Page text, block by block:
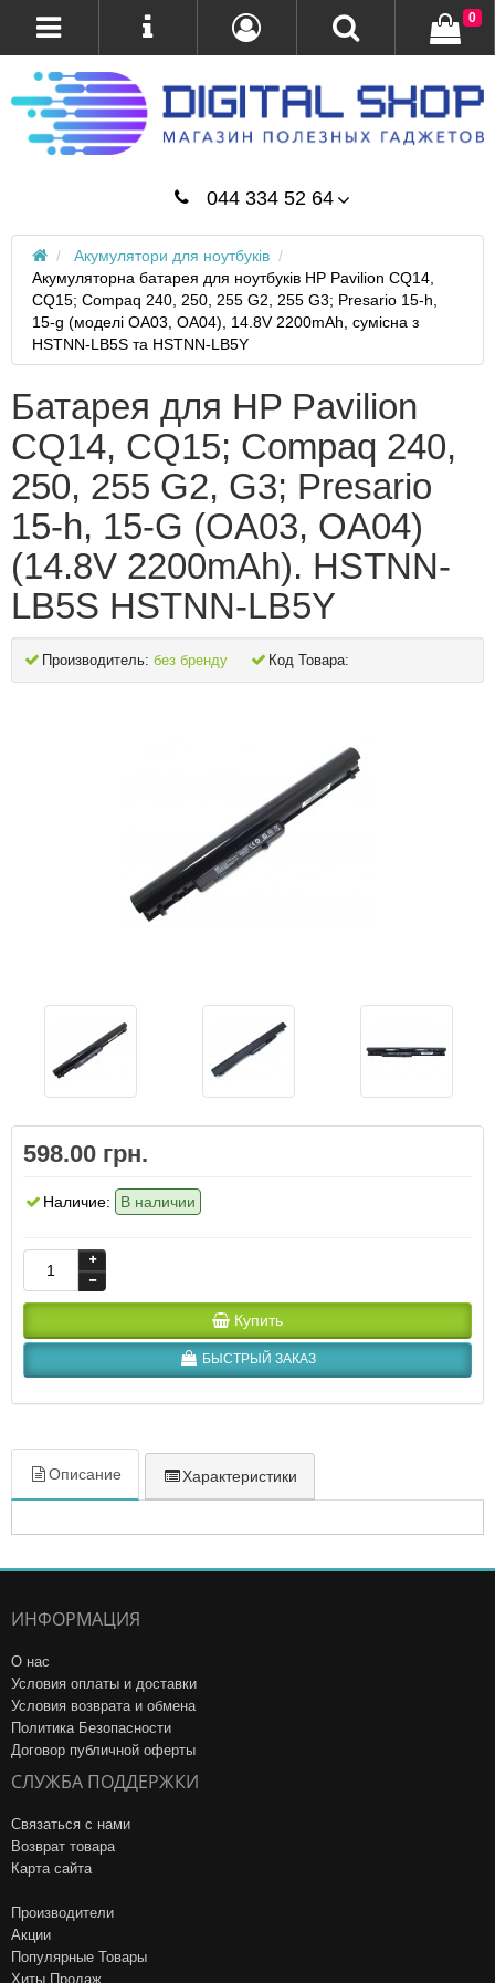
044 334 52 64
0
Акумулятори для ноутбуків
Акумуляторна батарея для ноутбуків HP Pavilion CQ14,
CQ15; Compaq 240, 250, 255 G2, 255 G3; Presario 15-h,
15-g (моделі OA03, OA04), 14.8V 2200mAh, сумісна з
HSTNN-LB5S та HSTNN-LB5Y
Батарея для HP Pavilion
CQ14, CQ15; Compaq 240,
250, 255 G2, G3; Presario
15-h, 15-G (OA03, OA04)
(14.8V 2200mAh). HSTNN-
LB5S HSTNN-LB5Y
Производитель: без бренду Код Товара:
598.00 грн.
Наличие: В наличии
Купить
БЫСТРЫЙ ЗАКАЗ
Описание Характеристики
ИНФОРМАЦИЯ
О нас
Условия оплаты и доставки
Условия возврата и обмена
Политика Безопасности
Договор публичной оферты
СЛУЖБА ПОДДЕРЖКИ
Связаться с нами
Возврат товара
Карта сайта
Производители
Акции
Популярные Товары
Хиты Продаж